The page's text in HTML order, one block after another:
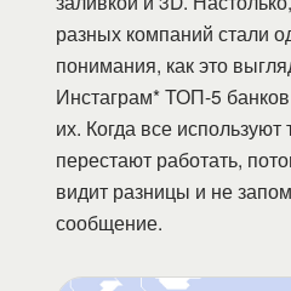
разных компаний стали
понимания, как это
Инстаграм* ТОП-5
их. Когда все
перестают работать,
видит разницы и не
сообщение.